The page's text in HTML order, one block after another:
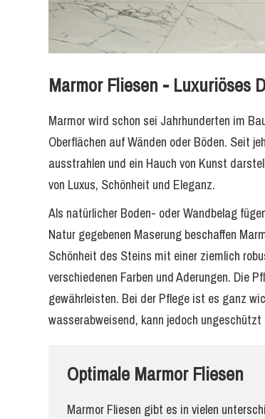
Marmor Fliesen - Luxuriöses
Marmor wird schon sei Jahrhunderten im
Oberflächen auf Wänden oder Böden. Seit
ausstrahlen und ein Hauch von Kunst
von Luxus, Schönheit und Eleganz.
Als natürlicher Boden- oder Wandbelag
Natur gegebenen Maserung beschaffen
Schönheit des Steins mit einer ziemlich
verschiedenen Farben und Aderungen. Die
gewährleisten. Bei der Pflege ist es ganz
wasserabweisend, kann jedoch
Optimale Marmor Fliesen
Marmor Fliesen gibt es in vielen